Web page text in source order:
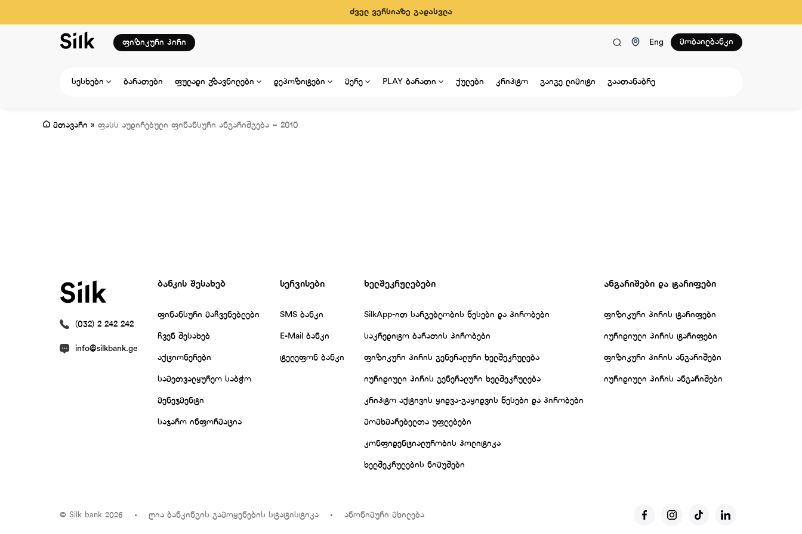
ძველ ვერსიაზე გადასვლა
ფიზიკური პირი Eng მობაილბანკი
სესხები ბარათები ფულადი გზავნილები დეპოზიტები მერე PLAY ბარათი ქულები კრიპტო გაიგე ლიმიტი გაათანაბრე
მთავარი » ფასს აუდირებული ფინანსური ანგარიშგება – 2010
(032) 2 242 242
info@silkbank.ge
ბანკის შესახებ
ფინანსური მაჩვენებლები
ჩვენ შესახებ
აქციონერები
სამეთვალყურეო საბჭო
მენეჯმენტი
საჯარო ინფორმაცია
სერვისები
SMS ბანკი
E-Mail ბანკი
ტელეფონ ბანკი
ხელშეკრულებები
SilkApp-ით სარგებლობის წესები და პირობები
საკრედიტო ბარათის პირობები
ფიზიკური პირის გენერალური ხელშეკრულება
იურიდიული პირის გენერალური ხელშეკრულება
კრიპტო აქტივის ყიდვა-გაყიდვის წესები და პირობები
მომხმარებელთა უფლებები
კონფიდენციალურობის პოლიტიკა
ხელშეკრულების ნიმუშები
ანგარიშები და ტარიფები
ფიზიკური პირის ტარიფები
იურიდიული პირის ტარიფები
ფიზიკური პირის ანგარიშები
იურიდიული პირის ანგარიშები
© Silk bank 2026 ღია ბანკინგის გამოყენების სტატისტიკა ანონიმური მხილება